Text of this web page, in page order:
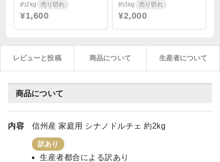
約2kg 売り切れ
¥1,600
約3kg 売り切れ
¥2,000
レビューと投稿 商品について 生産者について
商品について
内容 信州産 家庭用 シナノドルチェ 約2kg
訳あり
生産者都合による訳あり